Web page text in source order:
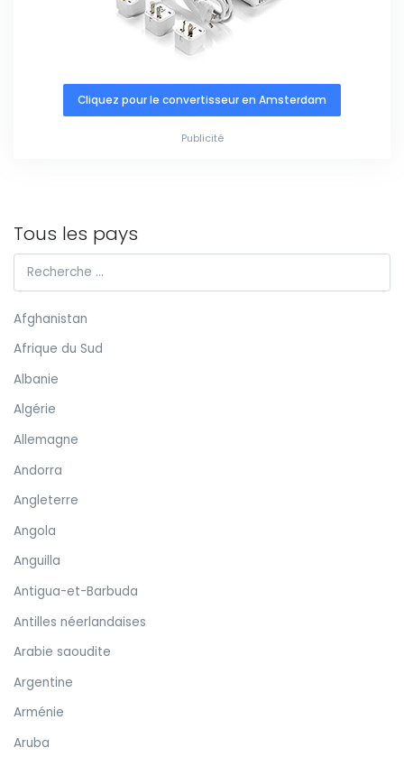
Cliquez pour le convertisseur en Amsterdam
Publicité
Tous les pays
Afghanistan
Afrique du Sud
Albanie
Algérie
Allemagne
Andorra
Angleterre
Angola
Anguilla
Antigua-et-Barbuda
Antilles néerlandaises
Arabie saoudite
Argentine
Arménie
Aruba